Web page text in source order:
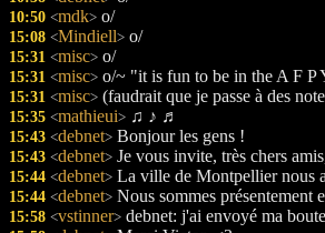
10:50 <mdk> o/
15:08 <Mindiell> o/
15:31 <misc> o/
15:31 <misc> o/~ "it is fun to be in the A F P
15:31 <misc> (faudrait que je passe à des
15:35 <mathieui> ♫ ♪ ♬
15:43 <debnet> Bonjour les gens !
15:43 <debnet> Je vous invite, très chers
15:44 <debnet> La ville de Montpellier nous
15:44 <debnet> Nous sommes présentement
15:58 <vstinner> debnet: j'ai envoyé ma